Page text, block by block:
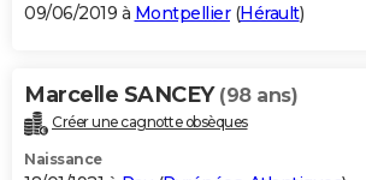
09/06/2019 à Montpellier(Hérault)
Marcelle SANCEY (98 ans)
Créer une cagnotte obsèques
Naissance